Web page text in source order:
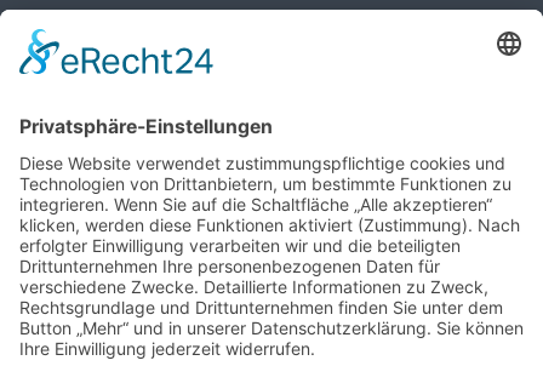
MO, MI, FR: 8:30 Uhr - 10:30 Uhr
Wir benötigen Ihre Zustimmung,
um den Google Maps-Service zu
laden!
Wir verwenden einen Service eines